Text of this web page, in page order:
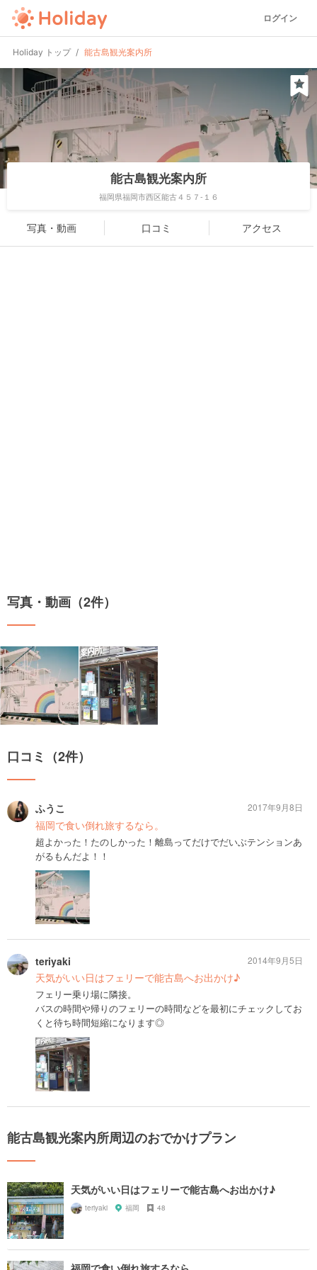
ログイン
Holiday トップ 能古島観光案内所
能古島観光案内所
福岡県福岡市西区能古４５７-１６
写真・動画 口コミ アクセス
写真・動画（2件）
口コミ（2件）
ふうこ
福岡で食い倒れ旅するなら。
超よかった！たのしかった！離島ってだけでだいぶテンションあ
がるもんだよ！！
2017年9月8日
teriyaki
天気がいい日はフェリーで能古島へお出かけ♪
フェリー乗り場に隣接。
バスの時間や帰りのフェリーの時間などを最初にチェックしてお
くと待ち時間短縮になります◎
2014年9月5日
能古島観光案内所周辺のおでかけプラン
天気がいい日はフェリーで能古島へお出かけ♪
teriyaki 福岡 48